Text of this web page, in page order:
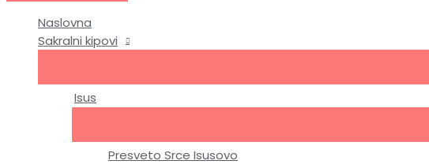
Naslovna
Sakralni kipovi
Isus
Presveto Srce Isusovo